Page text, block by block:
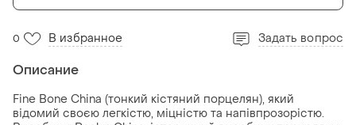
0 В избранное Задать вопрос
Описание
Fine Bone China (тонкий кістяний порцелян), який
відомий своєю легкістю, міцністю та напівпрозорістю.